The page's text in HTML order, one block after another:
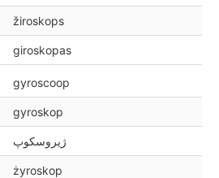
žiroskops
giroskopas
gyroscoop
gyroskop
ژیروسکوپ
żyroskop